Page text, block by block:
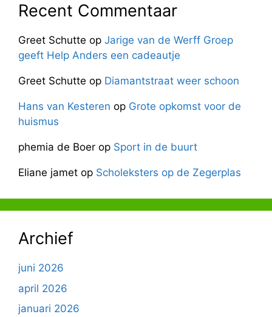
Recent Commentaar
Greet Schutte op Jarige van de Werff Groep
geeft Help Anders een cadeautje
Greet Schutte op Diamantstraat weer schoon
Hans van Kesteren op Grote opkomst voor de
huismus
phemia de Boer op Sport in de buurt
Eliane jamet op Scholeksters op de Zegerplas
Archief
juni 2026
april 2026
januari 2026